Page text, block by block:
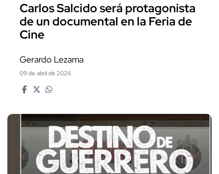
Carlos Salcido será protagonista
de un documental en la Feria de
Cine
Gerardo Lezama
09 de abril de 2026